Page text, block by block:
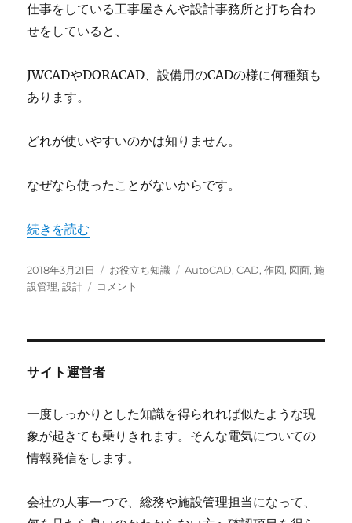
仕事をしている工事屋さんや設計事務所と打ち合わ
せをしていると、
JWCADやDORACAD、設備用のCADの様に何種類も
あります。
どれが使いやすいのかは知りません。
なぜなら使ったことがないからです。
“工事屋さんはCADはどのように選ぶのか？” の
続きを読む
投
稿
2018年3月21日
カ
テ
お役立ち知識
タ
AutoCAD,CAD,作図, 図面,施
設管理,設計
工
は
ど
の
う
選
ぶ
コメント
サイト運営者
一度しっかりとした知識を得られれば似たような現
象が起きても乗りきれます。そんな電気についての
情報発信をします。
会社の人事一つで、総務や施設管理担当になって、